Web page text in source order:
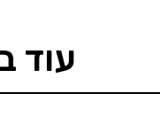
עוד